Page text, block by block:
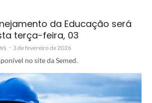
da Educação será
terça-feira, 03
- 3 de fevereiro de 2026
no site da Semed.